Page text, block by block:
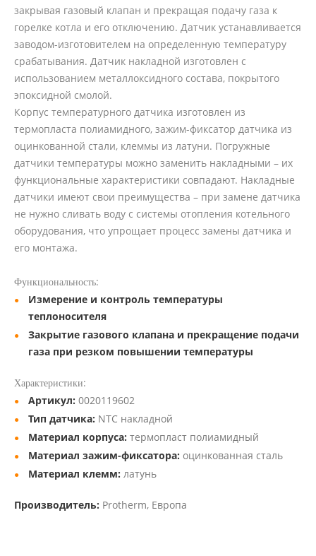
закрывая газовый клапан и прекращая подачу газа к
горелке котла и его отключению. Датчик устанавливается
заводом-изготовителем на определенную температуру
срабатывания. Датчик накладной изготовлен с
использованием металлоксидного состава, покрытого
эпоксидной смолой.
Корпус температурного датчика изготовлен из
термопласта полиамидного, зажим-фиксатор датчика из
оцинкованной стали, клеммы из латуни. Погружные
датчики температуры можно заменить накладными – их
функциональные характеристики совпадают. Накладные
датчики имеют свои преимущества – при замене датчика
не нужно сливать воду с системы отопления котельного
оборудования, что упрощает процесс замены датчика и
его монтажа.
Функциональность:
Измерение и контроль температуры
теплоносителя
Закрытие газового клапана и прекращение подачи
газа при резком повышении температуры
Характеристики:
Артикул: 0020119602
Тип датчика: NTC накладной
Материал корпуса: термопласт полиамидный
Материал зажим-фиксатора: оцинкованная сталь
Материал клемм: латунь
Производитель: Protherm, Европа